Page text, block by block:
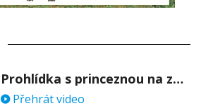
Prohlídka s princeznou na zámku Stekník
Přehrát video